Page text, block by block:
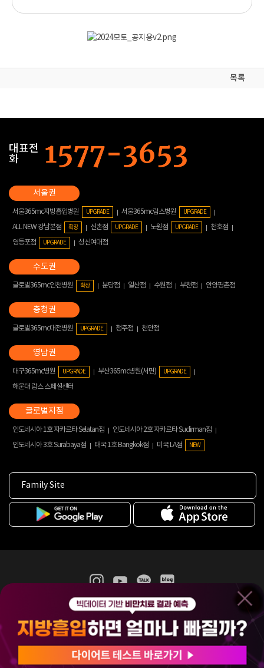
목록
대표전
화
서울365mc지방흡입병원 UPGRADE 서울365mc람스병원 UPGRADE
ALL NEW 강남본점 확장 신촌점 UPGRADE 노원점 UPGRADE
천호점
영등포점
UPGRADE 성신여대점
글로벌365mc인천병원 확장 분당점 일산점 수원점 부천점 안양평촌점
글로벌365mc대전병원 UPGRADE 청주점 천안점
대구365mc병원 UPGRADE 부산365mc병원(서면) UPGRADE
해운대 람스 스페셜센터
인도네시아 1호 자카르타 Selatan점
인도네시아 2호 자카르타 Sudirman점
인도네시아 3호 Surabaya점
태국 1호 Bangkok점 미국 LA점 NEW
Family Site
365mc 병·의원 이용약관
홈페이지 이용약관
비급여진료수가
(주)365mcㅣ서울특별시 서초구 서초대로52길 7, 3~4층(서초동, 제일빌딩)
120-87-04354ㅣ김남철
COPYRIGHT(C) 2025 365mc. ALL RIGHTS RESERVED.